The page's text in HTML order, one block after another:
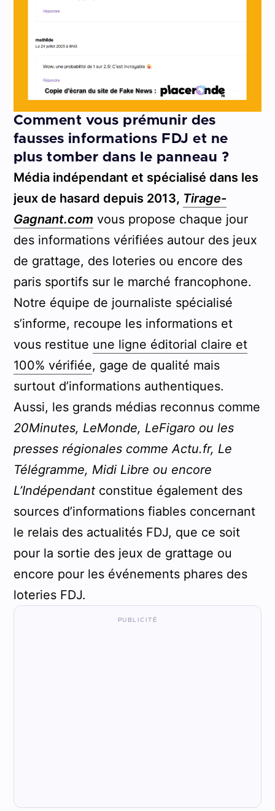
Comment vous prémunir des
fausses informations FDJ et ne
plus tomber dans le panneau ?
Média indépendant et spécialisé dans les
jeux de hasard depuis 2013, Tirage-
Gagnant.com vous propose chaque jour
des informations vérifiées autour des jeux
de grattage, des loteries ou encore des
paris sportifs sur le marché francophone.
Notre équipe de journaliste spécialisé
s’informe, recoupe les informations et
vous restitue une ligne éditorial claire et
100% vérifiée, gage de qualité mais
surtout d’informations authentiques.
Aussi, les grands médias reconnus comme
20Minutes, LeMonde, LeFigaro ou les
presses régionales comme Actu.fr, Le
Télégramme, Midi Libre ou encore
L’Indépendantconstitue également des
sources d’informations fiables concernant
le relais des actualités FDJ, que ce soit
pour la sortie des jeux de grattage ou
encore pour les événements phares des
loteries FDJ.